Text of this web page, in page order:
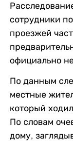
сотрудники
проезжей
официально
По данным
местные
который
По словам
дому,